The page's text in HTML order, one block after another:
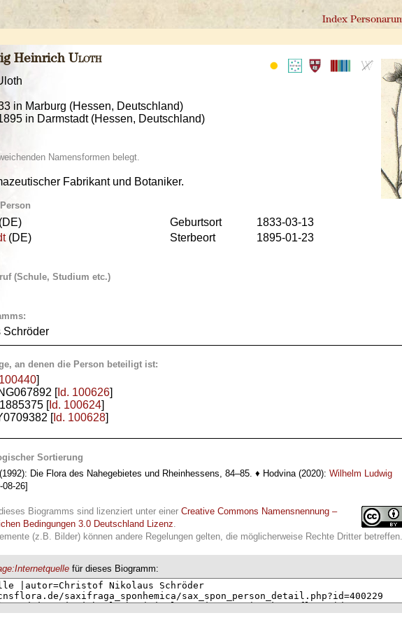
Index
Heinrich Uloth
in Marburg (Hessen, Deutschland)
in Darmstadt (Hessen, Deutschland)
Namensformen belegt.
Fabrikant und Botaniker.
(DE) Geburtsort
1833-03-13
(DE) Sterbeort 1895-01-23
(Schule, Studium etc.)
Schröder
an denen die Person beteiligt ist:
[
Id. 100626
[
Id. 100624
[
Id. 100628
Sortierung
Die Flora des Nahegebietes und Rheinhessens, 84–85. ♦ Hodvina (2020): Wilhelm Ludwig
08-26]
Biogramms sind lizenziert unter einer Creative Commons Namensnennung –
Bedingungen 3.0 Deutschland Lizenz.
(z.B. Bilder) können andere Regelungen gelten, die möglicherweise Rechte Dritter betreffen.
für dieses Biogramm: